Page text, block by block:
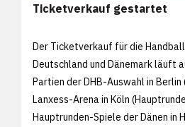
Ticketverkauf gestartet
Der Ticketverkauf für die
Deutschland und Dänemark läuft
Partien der DHB-Auswahl in Berlin
Lanxess-Arena in Köln
Hauptrunden-Spiele der Dänen in